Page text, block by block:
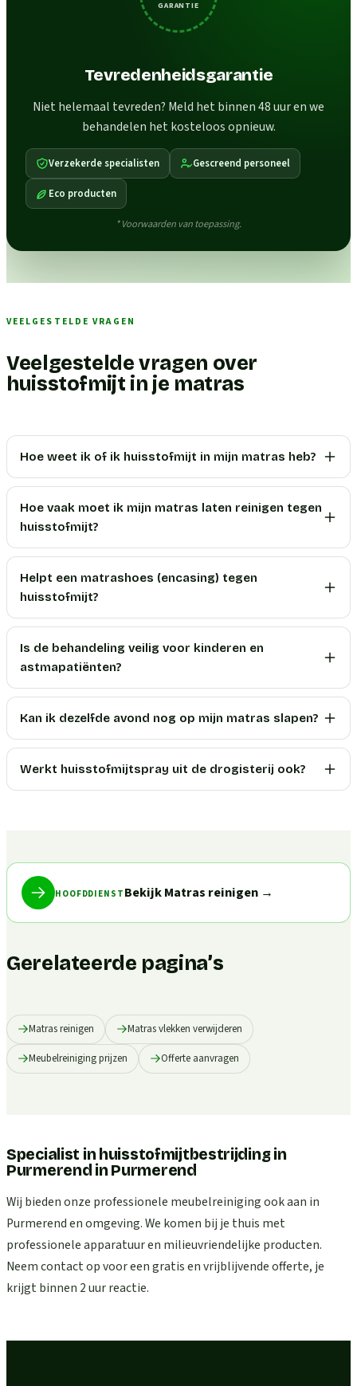
GARANTIE
Tevredenheidsgarantie
Niet helemaal tevreden? Meld het binnen 48 uur en we
behandelen het kosteloos opnieuw.
Verzekerde specialisten Gescreend personeel
Eco producten
* Voorwaarden van toepassing.
VEELGESTELDE VRAGEN
Veelgestelde vragen over
huisstofmijt in je matras
Hoe weet ik of ik huisstofmijt in mijn matras heb?
Hoe vaak moet ik mijn matras laten reinigen tegen
huisstofmijt?
Helpt een matrashoes (encasing) tegen
huisstofmijt?
Is de behandeling veilig voor kinderen en
astmapatiënten?
Kan ik dezelfde avond nog op mijn matras slapen?
Werkt huisstofmijtspray uit de drogisterij ook?
HOOFDDIENST Bekijk Matras reinigen→
Gerelateerde pagina’s
Matras reinigen Matras vlekken verwijderen
Meubelreiniging prijzen Offerte aanvragen
Specialist in huisstofmijtbestrijding in
Purmerend inPurmerend
Wij bieden onze professionele meubelreiniging ook aan in
Purmerend en omgeving. We komen bij je thuis met
professionele apparatuur en milieuvriendelijke producten.
Neem contact op voor een gratis en vrijblijvende offerte, je
krijgt binnen 2 uur reactie.